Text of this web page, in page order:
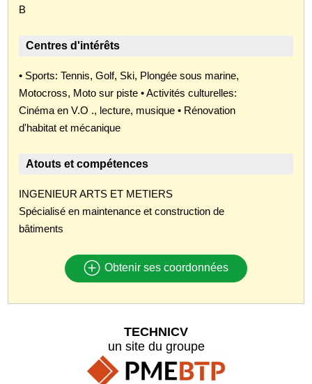
B
Centres d'intérêts
• Sports: Tennis, Golf, Ski, Plongée sous marine,
Motocross, Moto sur piste • Activités culturelles:
Cinéma en V.O ., lecture, musique • Rénovation
d'habitat et mécanique
Atouts et compétences
INGENIEUR ARTS ET METIERS
Spécialisé en maintenance et construction de
bâtiments
Obtenir ses coordonnées
TECHNICV
un site du groupe